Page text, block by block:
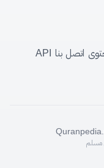
اتصل بنا
API
مسلم